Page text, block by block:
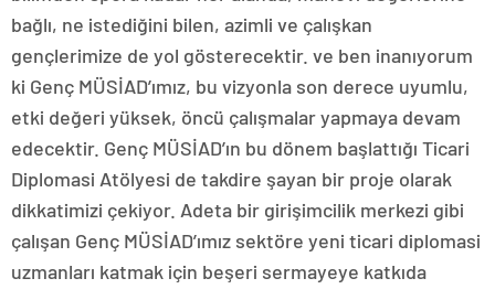
bağlı, ne istediğini bilen, azimli ve çalışkan
gençlerimize de yol gösterecektir. ve ben inanıyorum
ki Genç MÜSİAD’ımız, bu vizyonla son derece uyumlu,
etki değeri yüksek, öncü çalışmalar yapmaya devam
edecektir. Genç MÜSİAD’ın bu dönem başlattığı Ticari
Diplomasi Atölyesi de takdire şayan bir proje olarak
dikkatimizi çekiyor. Adeta bir girişimcilik merkezi gibi
çalışan Genç MÜSİAD’ımız sektöre yeni ticari diplomasi
uzmanları katmak için beşeri sermayeye katkıda